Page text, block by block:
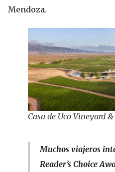
Mendoza.
Casa de Uco Vineyard
Muchos viajeros
Reader’s Choice